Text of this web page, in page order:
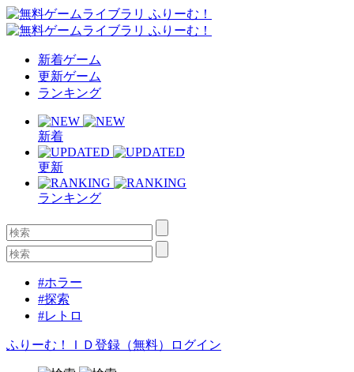
新着ゲーム
更新ゲーム
ランキング
新着
更新
ランキング
#ホラー
#探索
#レトロ
ふりーむ！ＩＤ登録（無料） ログイン